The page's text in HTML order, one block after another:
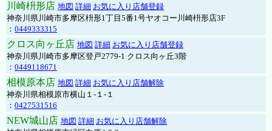
川崎枡形店 地図 詳細 お気に入り店舗登録
神奈川県川崎市多摩区枡形1丁目5番1号ヤオコー川崎枡形店3F
： 0449333315
クロス向ヶ丘店 地図 詳細 お気に入り店舗登録
神奈川県川崎市多摩区登戸2779-1 クロス向ヶ丘3階
： 0449118671
相模原本店 地図 詳細 お気に入り店舗解除
神奈川県相模原市横山１-１-１
： 0427531516
NEW城山店 地図 詳細 お気に入り店舗解除